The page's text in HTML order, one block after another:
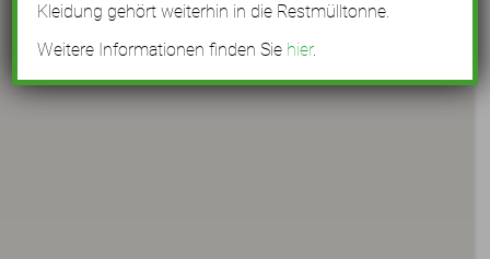
Kleidung gehört weiterhin in die Restmülltonne.
Weitere Informationen finden Sie hier.